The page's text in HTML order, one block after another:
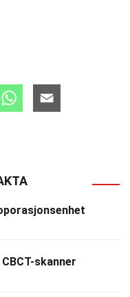
skanner